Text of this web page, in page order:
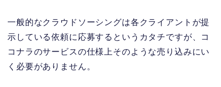
一般的なクラウドソーシングは各クライアントが提
示している依頼に応募するというカタチですが、コ
コナラのサービスの仕様上そのような売り込みにい
く必要がありません。